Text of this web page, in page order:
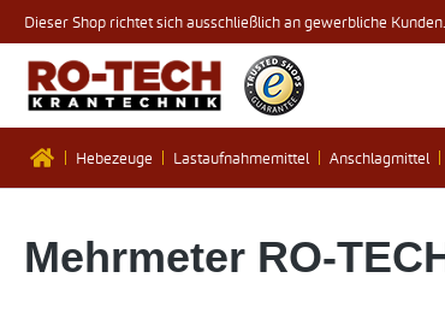
Hauptinhalt springen
Zur Suche springen
Zur Hauptnavigation springen
Dieser Shop richtet sich ausschließlich an gewerbliche Kunden.
Hebezeuge Lastaufnahmemittel Anschlagmittel
Mehrmeter RO-